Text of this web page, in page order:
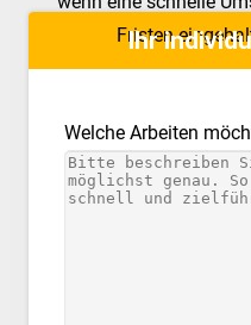
Fristen
Ihr
Welche Arbeiten